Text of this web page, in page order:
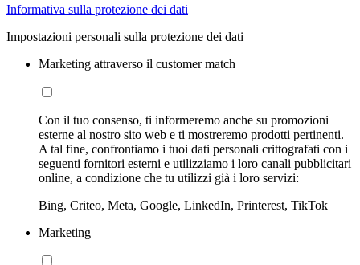
Informativa sulla protezione dei dati
Impostazioni personali sulla protezione dei dati
Marketing attraverso il customer match
Con il tuo consenso, ti informeremo anche su promozioni
esterne al nostro sito web e ti mostreremo prodotti pertinenti.
A tal fine, confrontiamo i tuoi dati personali crittografati con i
seguenti fornitori esterni e utilizziamo i loro canali pubblicitari
online, a condizione che tu utilizzi già i loro servizi:
Bing, Criteo, Meta, Google, LinkedIn, Printerest, TikTok
Marketing